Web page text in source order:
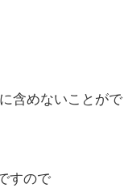
含めないことがで
すので